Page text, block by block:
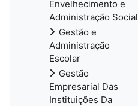
Envelhecimento e
Administração Social
Gestão e
Administração
Escolar
Gestão
Empresarial Das
Instituições Da